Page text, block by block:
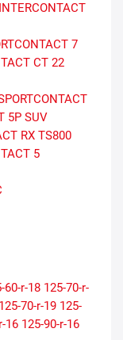
7
CT 22
5P SUV
RX TS800
5
60-r-18 125-70-r-
125-70-r-19 125-
16 125-90-r-16